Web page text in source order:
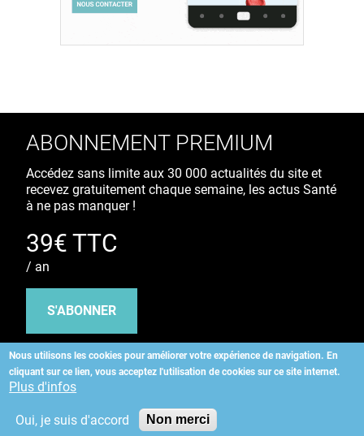
Nous utilisons les cookies pour améliorer votre expérience de navigation. En
cliquant sur ce lien, vous acceptez l'utilisation de cookies sur ce site internet.
Plus d'infos
Oui, je suis d'accord Non merci
ABONNEMENT PREMIUM
Accédez sans limite aux 30 000 actualités du site et
recevez gratuitement chaque semaine, les actus Santé
à ne pas manquer !
39€ TTC
/ an
S'ABONNER
Copyright©2026 ALLIEDHEALTH
KAURIWEB